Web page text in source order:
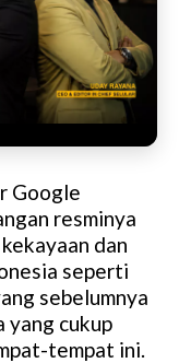
Google
resminya
dan
seperti
sebelumnya
yang cukup
tempat ini.